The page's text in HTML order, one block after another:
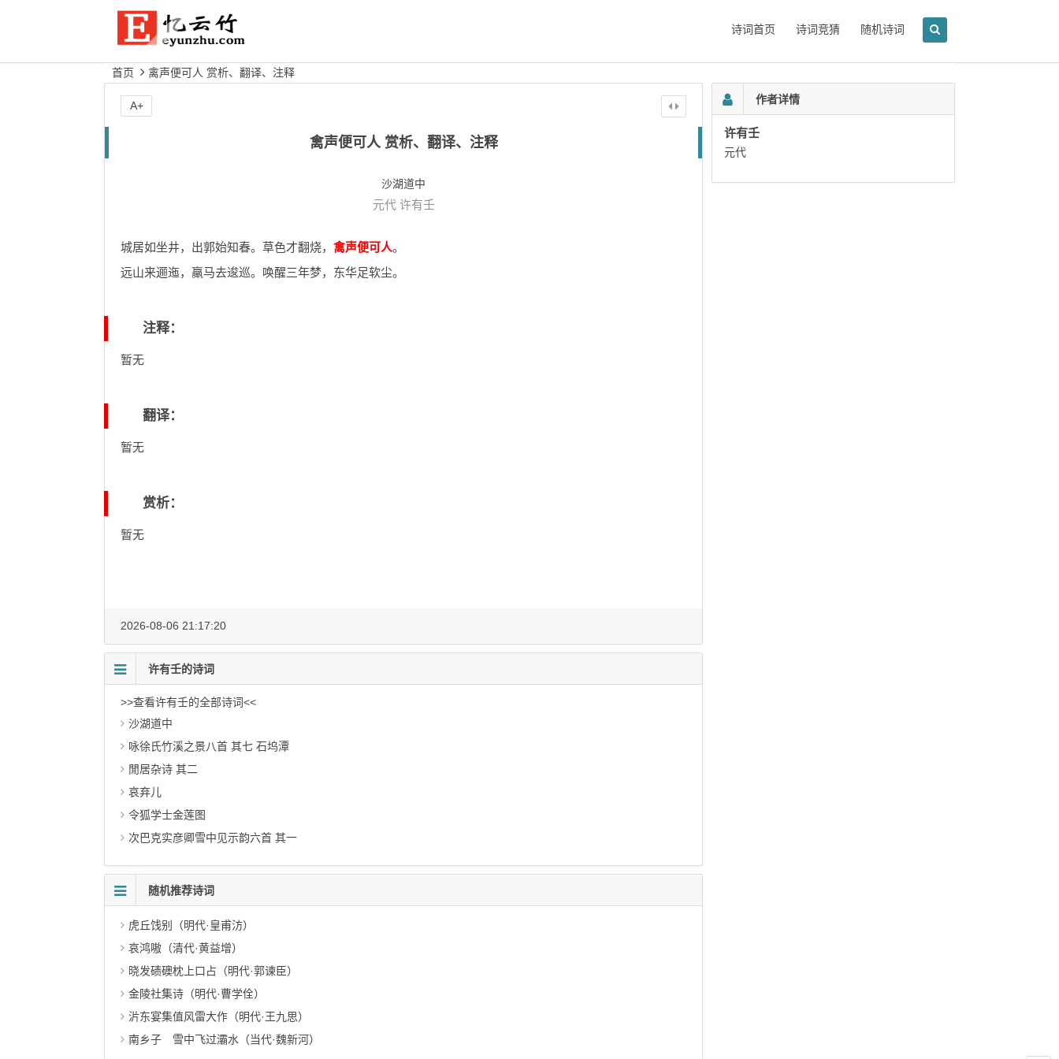
诗词首页 诗词竞猜 随机诗词
首页 禽声便可人 赏析、翻译、注释
禽声便可人 赏析、翻译、注释
沙湖道中
元代 许有壬
城居如坐井，出郭始知春。草色才翻烧， 禽声便可人。
远山来逦迤，羸马去逡巡。唤醒三年梦，东华足软尘。
注释：
暂无
翻译：
暂无
赏析：
暂无
A+
2026-08-06 21:17:20
许有壬的诗词
>>查看许有壬的全部诗词<<
沙湖道中
咏徐氏竹溪之景八首 其七 石坞潭
閒居杂诗 其二
哀弃儿
令狐学士金莲图
次巴克实彦卿雪中见示韵六首 其一
随机推荐诗词
虎丘饯别（明代·皇甫汸）
哀鸿嗷（清代·黄益增）
晓发碛礇枕上口占（明代·郭谏臣）
金陵社集诗（明代·曹学佺）
沜东宴集值风雷大作（明代·王九思）
南乡子 雪中飞过灞水（当代·魏新河）
作者详情
许有壬
元代